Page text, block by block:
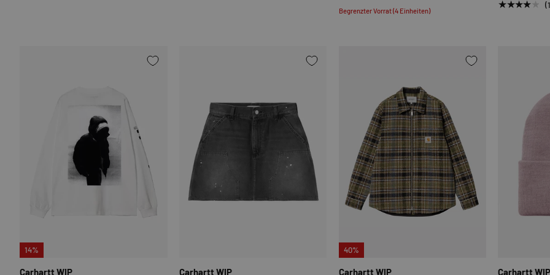
Begrenzter Vorrat (4 Einheiten)
★★★★★
14%
Carhartt WIP Carhartt WIP
OPTIONEN AUSWÄHLEN
40%
Carhartt WIP Carhartt WIP